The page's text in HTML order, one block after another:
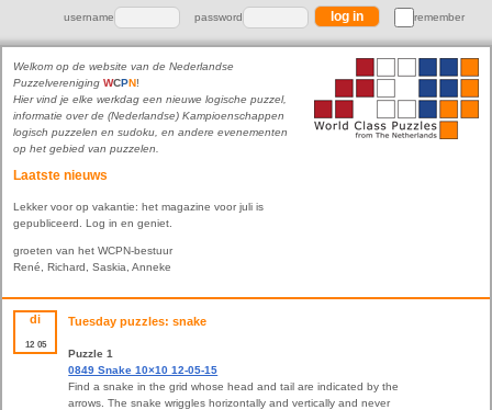
username password remember
Welkom op de website van de Nederlandse
Puzzelvereniging WCPN!
Hier vind je elke werkdag een nieuwe logische puzzel,
informatie over de (Nederlandse) Kampioenschappen
logisch puzzelen en sudoku, en andere evenementen
op het gebied van puzzelen.
Laatste nieuws
Lekker voor op vakantie: het magazine voor juli is
gepubliceerd. Log in en geniet.
groeten van het WCPN-bestuur
René, Richard, Saskia, Anneke
di
12 05
Tuesday puzzles: snake
Puzzle 1
0849 Snake 10×10 12-05-15
Find a snake in the grid whose head and tail are indicated by the
arrows. The snake wriggles horizontally and vertically and never